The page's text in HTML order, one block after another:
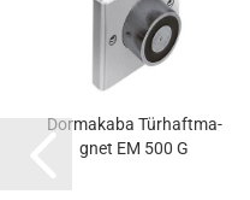
Dor­ma­ka­ba Tür­haft­ma­
gnet EM 500 G